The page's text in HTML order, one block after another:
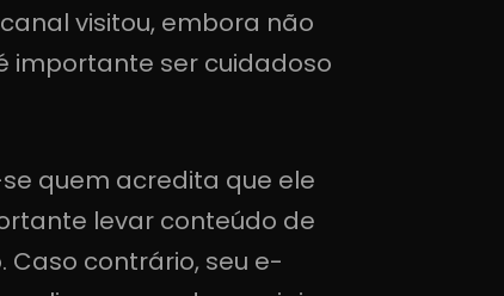
visitou, embora não
importante ser cuidadoso
quem acredita que ele
levar conteúdo de
contrário, seu e-